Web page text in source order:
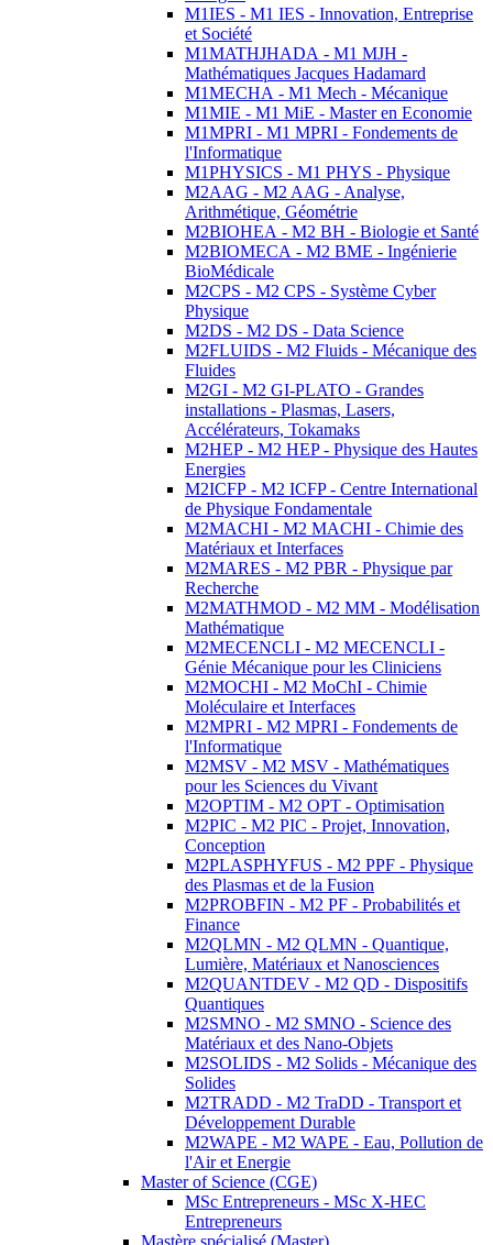
M1IES - M1 IES - Innovation, Entreprise
et Société
M1MATHJHADA - M1 MJH -
Mathématiques Jacques Hadamard
M1MECHA - M1 Mech - Mécanique
M1MIE - M1 MiE - Master en Economie
M1MPRI - M1 MPRI - Fondements de
l'Informatique
M1PHYSICS - M1 PHYS - Physique
M2AAG - M2 AAG - Analyse,
Arithmétique, Géométrie
M2BIOHEA - M2 BH - Biologie et Santé
M2BIOMECA - M2 BME - Ingénierie
BioMédicale
M2CPS - M2 CPS - Système Cyber
Physique
M2DS - M2 DS - Data Science
M2FLUIDS - M2 Fluids - Mécanique des
Fluides
M2GI - M2 GI-PLATO - Grandes
installations - Plasmas, Lasers,
Accélérateurs, Tokamaks
M2HEP - M2 HEP - Physique des Hautes
Energies
M2ICFP - M2 ICFP - Centre International
de Physique Fondamentale
M2MACHI - M2 MACHI - Chimie des
Matériaux et Interfaces
M2MARES - M2 PBR - Physique par
Recherche
M2MATHMOD - M2 MM - Modélisation
Mathématique
M2MECENCLI - M2 MECENCLI -
Génie Mécanique pour les Cliniciens
M2MOCHI - M2 MoChI - Chimie
Moléculaire et Interfaces
M2MPRI - M2 MPRI - Fondements de
l'Informatique
M2MSV - M2 MSV - Mathématiques
pour les Sciences du Vivant
M2OPTIM - M2 OPT - Optimisation
M2PIC - M2 PIC - Projet, Innovation,
Conception
M2PLASPHYFUS - M2 PPF - Physique
des Plasmas et de la Fusion
M2PROBFIN - M2 PF - Probabilités et
Finance
M2QLMN - M2 QLMN - Quantique,
Lumière, Matériaux et Nanosciences
M2QUANTDEV - M2 QD - Dispositifs
Quantiques
M2SMNO - M2 SMNO - Science des
Matériaux et des Nano-Objets
M2SOLIDS - M2 Solids - Mécanique des
Solides
M2TRADD - M2 TraDD - Transport et
Développement Durable
M2WAPE - M2 WAPE - Eau, Pollution de
l'Air et Energie
Master of Science (CGE)
MSc Entrepreneurs - MSc X-HEC
Entrepreneurs
Mastère spécialisé (Master)